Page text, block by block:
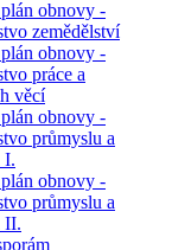
obnovy -
zemědělství
obnovy -
práce a
věcí
obnovy -
průmyslu a
I.
obnovy -
průmyslu a
II.